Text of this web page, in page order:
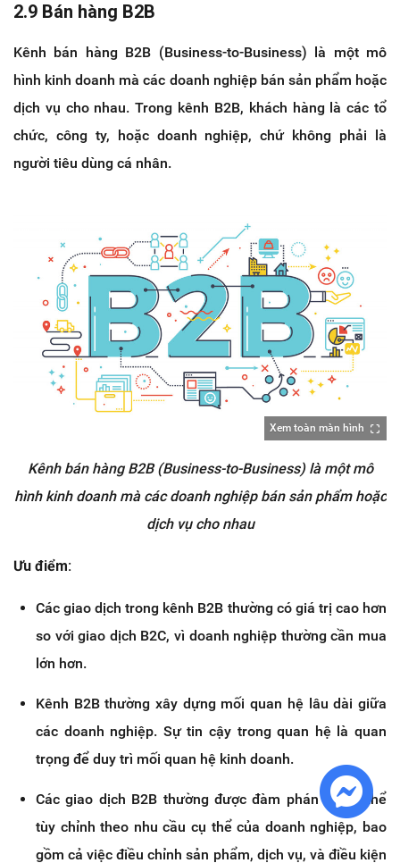
2.9 Bán hàng B2B
Kênh bán hàng B2B (Business-to-Business) là một mô
hình kinh doanh mà các doanh nghiệp bán sản phẩm hoặc
dịch vụ cho nhau. Trong kênh B2B, khách hàng là các tổ
chức, công ty, hoặc doanh nghiệp, chứ không phải là
người tiêu dùng cá nhân.
Xem toàn màn hình
Kênh bán hàng B2B (Business-to-Business) là một mô
hình kinh doanh mà các doanh nghiệp bán sản phẩm hoặc
dịch vụ cho nhau
Ưu điểm:
Các giao dịch trong kênh B2B thường có giá trị cao hơn
so với giao dịch B2C, vì doanh nghiệp thường cần mua
lớn hơn.
Kênh B2B thường xây dựng mối quan hệ lâu dài giữa
các doanh nghiệp. Sự tin cậy trong quan hệ là quan
trọng để duy trì mối quan hệ kinh doanh.
Các giao dịch B2B thường được đàm phán và có thể
tùy chỉnh theo nhu cầu cụ thể của doanh nghiệp, bao
gồm cả việc điều chỉnh sản phẩm, dịch vụ, và điều kiện